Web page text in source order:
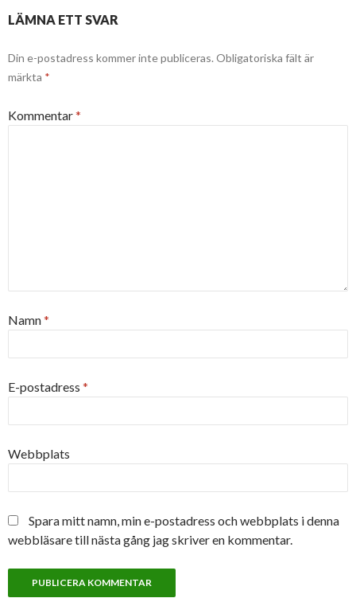
LÄMNA ETT SVAR
Din e-postadress kommer inte publiceras. Obligatoriska fält är
märkta *
Kommentar*
Namn*
E-postadress *
Webbplats
Spara mitt namn, min e-postadress och webbplats i denna
webbläsare till nästa gång jag skriver en kommentar.